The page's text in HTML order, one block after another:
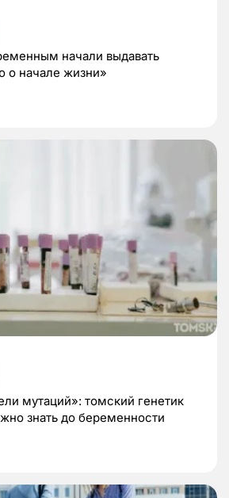
начали выдавать
о начале жизни»
мутаций»: томский генетик
знать до беременности